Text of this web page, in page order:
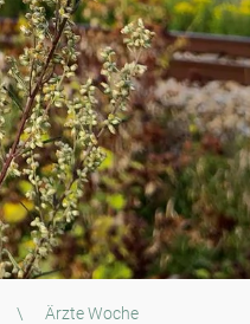
\ Ärzte Woche